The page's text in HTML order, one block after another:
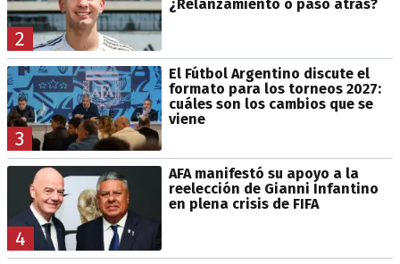
2
¿Relanzamiento o paso atrás?
3
El Fútbol Argentino discute el
formato para los torneos 2027:
cuáles son los cambios que se
viene
4
AFA manifestó su apoyo a la
reelección de Gianni Infantino
en plena crisis de FIFA